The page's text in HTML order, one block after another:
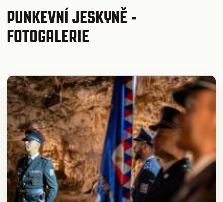
PUNKEVNÍ JESKYNĚ -
FOTOGALERIE